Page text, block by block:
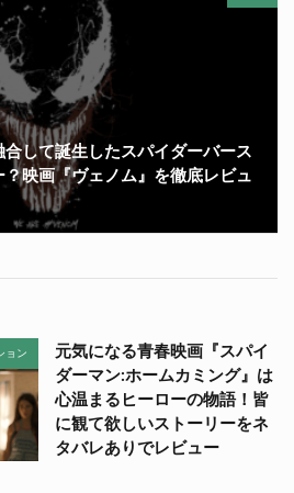
合して誕生したスパイダーバース
映画『ヴェノム』を徹底レビュ
ョン
元気になる青春映画『スパイ
ダーマン:ホームカミング』は
心温まるヒーローの物語！皆
に観て欲しいストーリーをネ
タバレありでレビュー